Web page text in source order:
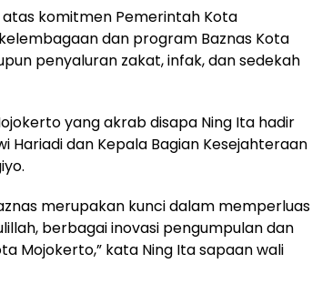
komitmen Pemerintah Kota
dan program Baznas Kota
penyaluran zakat, infak, dan sedekah
yang akrab disapa Ning Ita hadir
Hariadi dan Kepala Bagian Kesejahteraan
merupakan kunci dalam memperluas
berbagai inovasi pengumpulan dan
Mojokerto,” kata Ning Ita sapaan wali